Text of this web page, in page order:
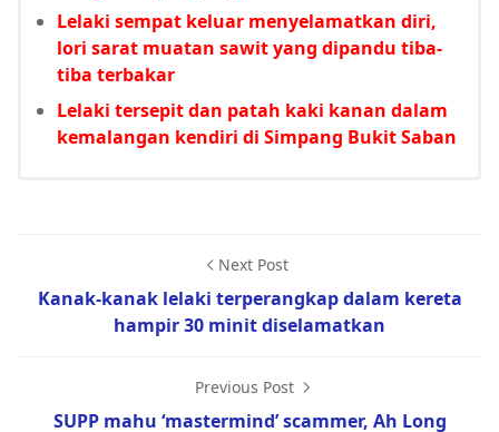
Lelaki sempat keluar menyelamatkan diri,
lori sarat muatan sawit yang dipandu tiba-
tiba terbakar
Lelaki tersepit dan patah kaki kanan dalam
kemalangan kendiri di Simpang Bukit Saban
Next Post
Kanak-kanak lelaki terperangkap dalam kereta
hampir 30 minit diselamatkan
Previous Post
SUPP mahu ‘mastermind’ scammer, Ah Long